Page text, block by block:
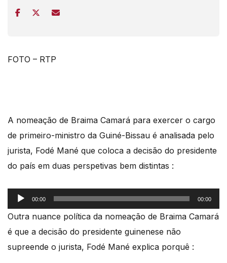
FOTO – RTP
A nomeação de Braima Camará para exercer o cargo
de primeiro-ministro da Guiné-Bissau é analisada pelo
jurista, Fodé Mané que coloca a decisão do presidente
do país em duas perspetivas bem distintas :
Reprodutor
de
áudio
00:00 00:00
Outra nuance política da nomeação de Braima Camará
é que a decisão do presidente guinenese não
supreende o jurista, Fodé Mané explica porquê :